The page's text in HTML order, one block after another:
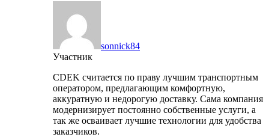
sonnick84
Участник
CDEK считается по праву лучшим транспортным
оператором, предлагающим комфортную,
аккуратную и недорогую доставку. Сама компания
модернизирует постоянно собственные услуги, а
так же осваивает лучшие технологии для удобства
заказчиков.